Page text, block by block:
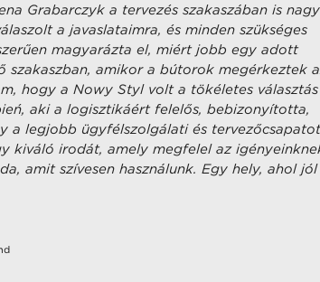
Grabarczyk a tervezés szakaszában is nagy
a javaslataimra, és minden szükséges
magyarázta el, miért jobb egy adott
szakaszban, amikor a bútorok megérkeztek
hogy a Nowy Styl volt a tökéletes választás
aki a logisztikáért felelős, bebizonyította,
a legjobb ügyfélszolgálati és
kiváló irodát, amely megfelel az
amit szívesen használunk. Egy hely, ahol jól